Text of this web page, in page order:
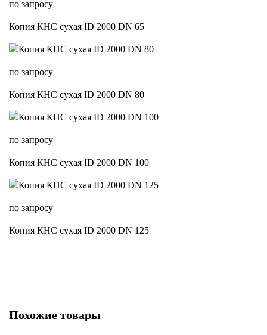
по запросу
Копия КНС сухая ID 2000 DN 65
по запросу
Копия КНС сухая ID 2000 DN 80
по запросу
Копия КНС сухая ID 2000 DN 100
по запросу
Копия КНС сухая ID 2000 DN 125
Похожие товары